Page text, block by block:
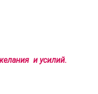
и усилий.